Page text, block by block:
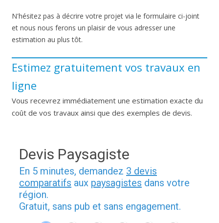
N'hésitez pas à décrire votre projet via le formulaire ci-joint
et nous nous ferons un plaisir de vous adresser une
estimation au plus tôt.
Estimez gratuitement vos travaux en
ligne
Vous recevrez immédiatement une estimation exacte du
coût de vos travaux ainsi que des exemples de devis.
Devis Paysagiste
En 5 minutes, demandez 3 devis
comparatifs aux paysagistes dans votre
région.
Gratuit, sans pub et sans engagement.